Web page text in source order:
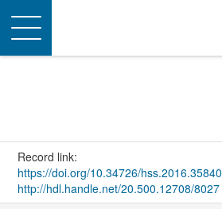
Toggle
navigation
Record link:
https://doi.org/10.34726/hss.2016.35840
http://hdl.handle.net/20.500.12708/8027